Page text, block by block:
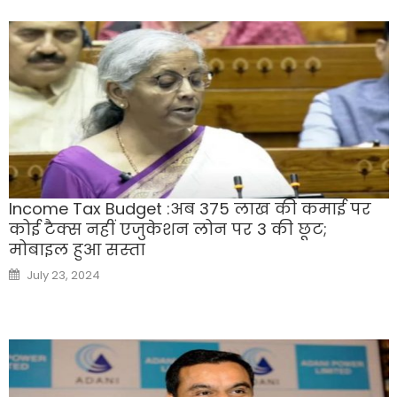
Income Tax Budget :अब 375 लाख की कमाई पर
कोई टैक्स नहीं एजुकेशन लोन पर 3 की छूट;
मोबाइल हुआ सस्‍ता
Posted
on
July 23, 2024